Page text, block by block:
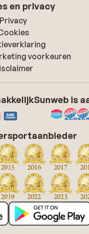
en privacy
Privacy
voorkeuren
Sunweb is